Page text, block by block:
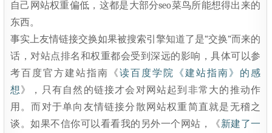
自己网站权重偏低，这都是大部分seo菜鸟所能想得出来的
东西。
事实上友情链接交换如果被搜索引擎知道了是“交换”而来的
话，对站点排名和权重都会受到深远的影响，具体可以参
考百度官方建站指南《读百度学院《建站指南》的感
想》，只有自然的链接才会对网站起到非常大的推动作
用。而对于单向友情链接分散网站权重简直就是无稽之
谈。如果不信你可以看看我的另外一个网站，《新建了一